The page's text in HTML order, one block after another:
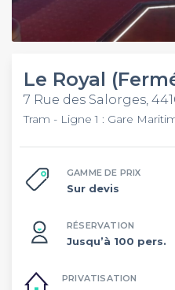
Le Royal
7 Rue des Salorges,
Tram - Ligne 1 : Gare
GAMME DE PRIX
Sur devis
RÉSERVATION
Jusqu’à 100 pers.
PRIVATISATION